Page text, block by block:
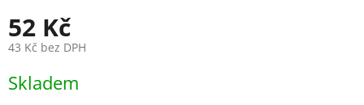
52 Kč
43 Kč bez DPH
cena:
Skladem